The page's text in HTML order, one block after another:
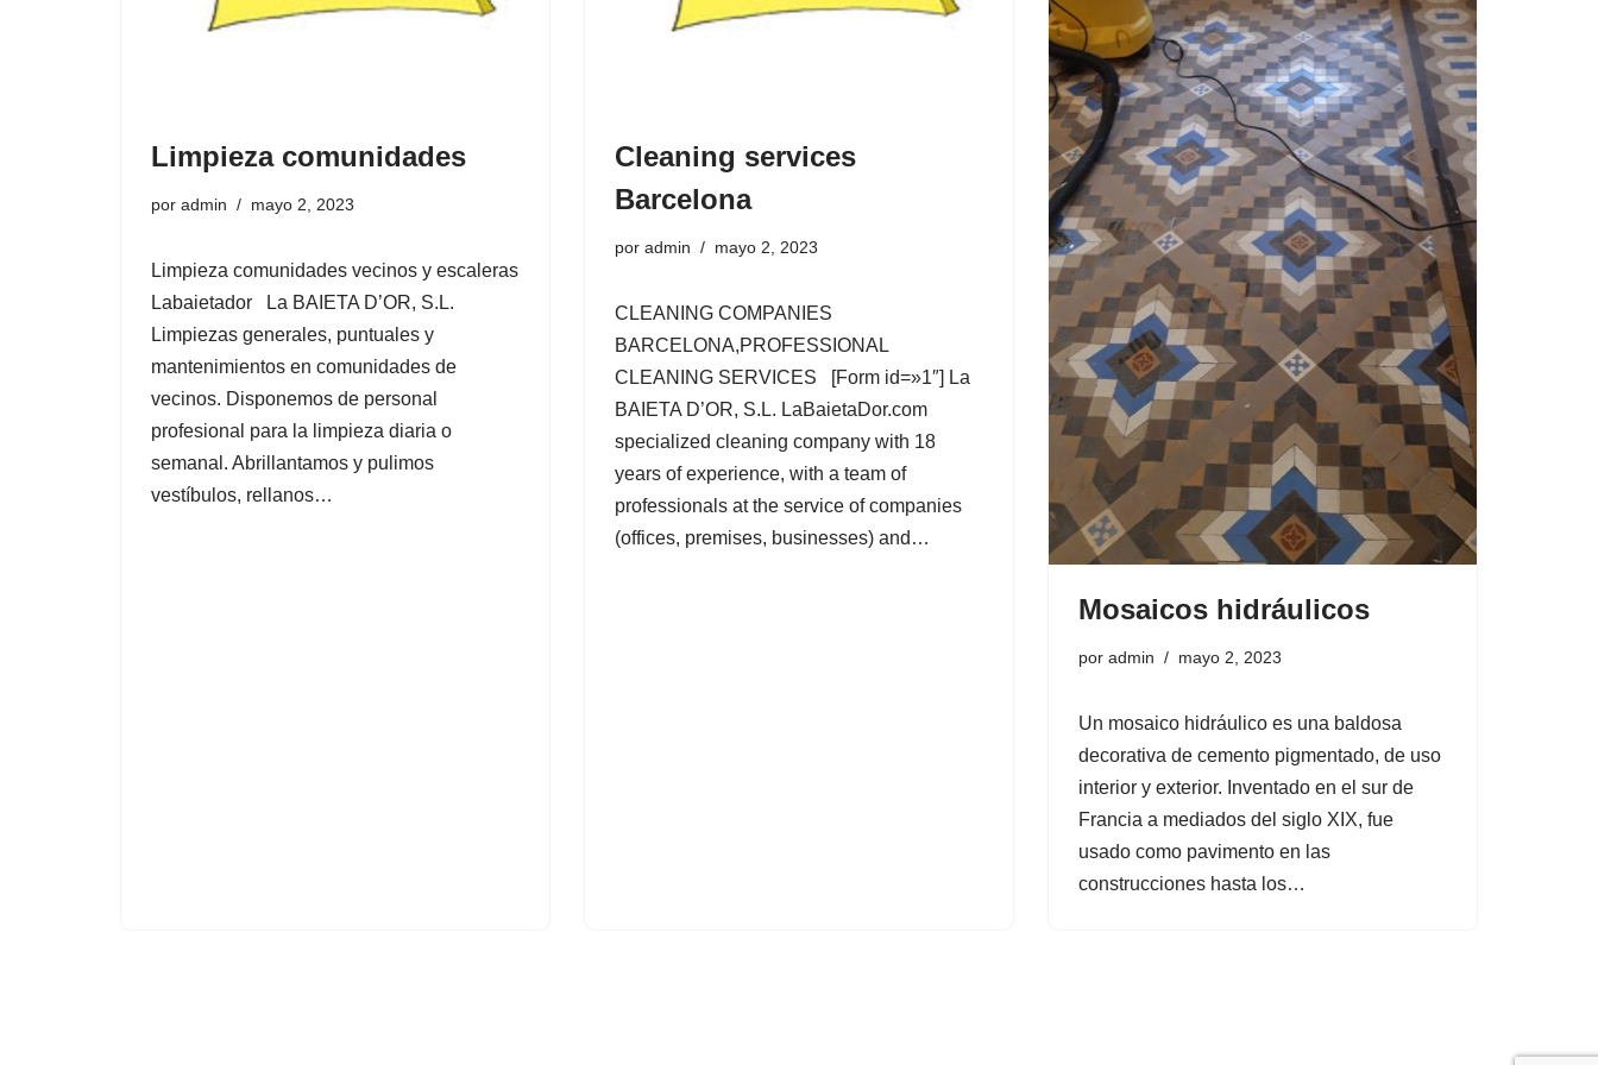
Limpieza comunidades
por admin mayo 2, 2023
Limpieza comunidades vecinos y escaleras
Labaietador La BAIETA D’OR, S.L.
Limpiezas generales, puntuales y
mantenimientos en comunidades de
vecinos. Disponemos de personal
profesional para la limpieza diaria o
semanal. Abrillantamos y pulimos
vestíbulos, rellanos…
Cleaning services
Barcelona
por admin mayo 2, 2023
CLEANING COMPANIES
BARCELONA,PROFESSIONAL
CLEANING SERVICES [Form id=»1″] La
BAIETA D’OR, S.L. LaBaietaDor.com
specialized cleaning company with 18
years of experience, with a team of
professionals at the service of companies
(offices, premises, businesses) and…
Mosaicos hidráulicos
por admin mayo 2, 2023
Un mosaico hidráulico es una baldosa
decorativa de cemento pigmentado, de uso
interior y exterior. Inventado en el sur de
Francia a mediados del siglo XIX, fue
usado como pavimento en las
construcciones hasta los…